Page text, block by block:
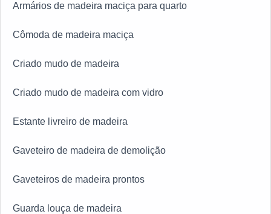
Armários de madeira maciça para quarto
Cômoda de madeira maciça
Criado mudo de madeira
Criado mudo de madeira com vidro
Estante livreiro de madeira
Gaveteiro de madeira de demolição
Gaveteiros de madeira prontos
Guarda louça de madeira